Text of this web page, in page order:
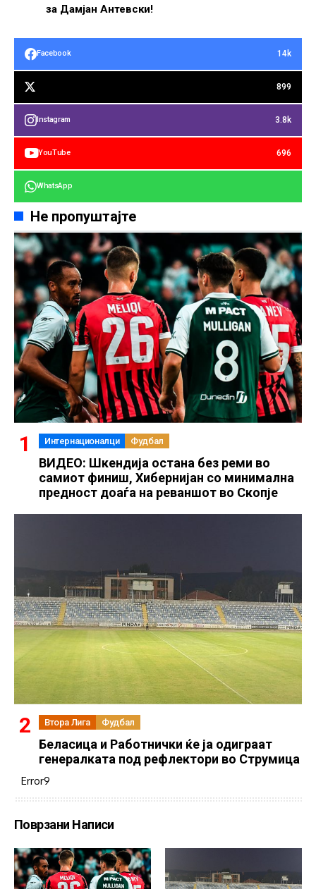
за Дамјан Антевски!
Facebook 14k
899
Instagram 3.8k
YouTube 696
WhatsApp
Не пропуштајте
Интернационалци Фудбал
ВИДЕО: Шкендија остана без реми во
самиот финиш, Хибернијан со минимална
предност доаѓа на реваншот во Скопје
Втора Лига Фудбал
Беласица и Работнички ќе ја одиграат
генералката под рефлектори во Струмица
Error9
Поврзани Написи